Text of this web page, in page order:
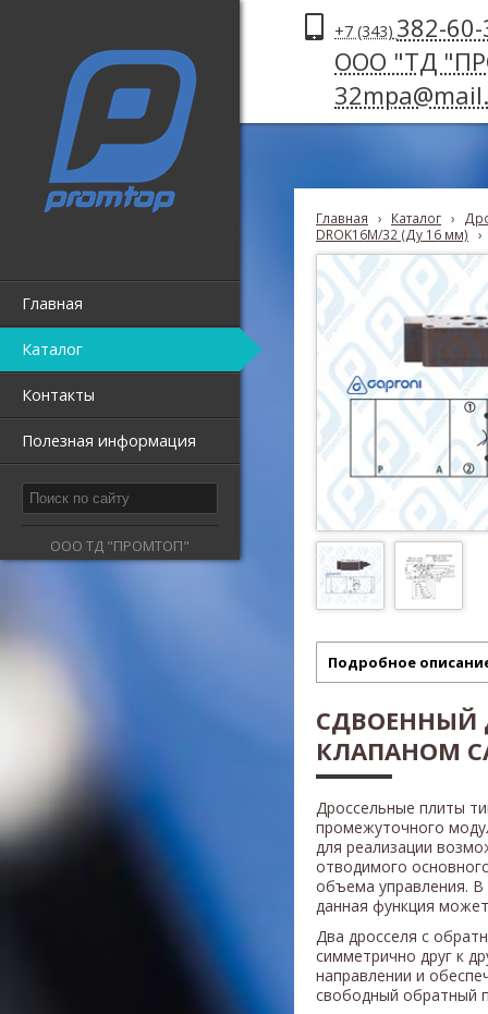
Главная
Каталог
Контакты
Полезная информация
ООО ТД "ПРОМТОП"
+7 (343) 382-
ООО "ТД
Главная › Каталог ›
DROK16M/32 (Ду 16 мм)
›
Подробное
СДВОЕННЫЙ
КЛАПАНОМ
Дроссельные плиты
промежуточного
для реализации
отводимого
объема управления. В
данная функция
Два дросселя с
симметрично друг к
направлении и
свободный обратный